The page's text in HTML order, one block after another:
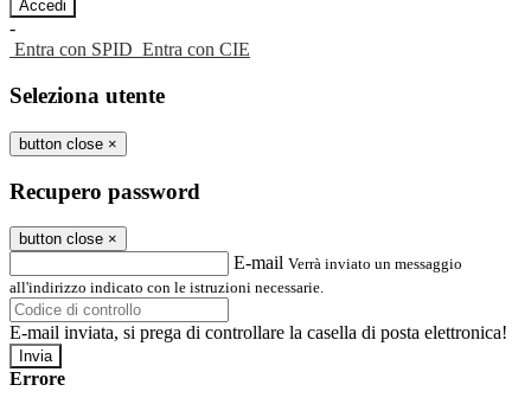
-
Entra con SPID Entra con CIE
Seleziona utente
button close ×
Recupero password
button close ×
E-mail Verrà inviato un messaggio
all'indirizzo indicato con le istruzioni necessarie.
E-mail inviata, si prega di controllare la casella di posta elettronica!
Errore